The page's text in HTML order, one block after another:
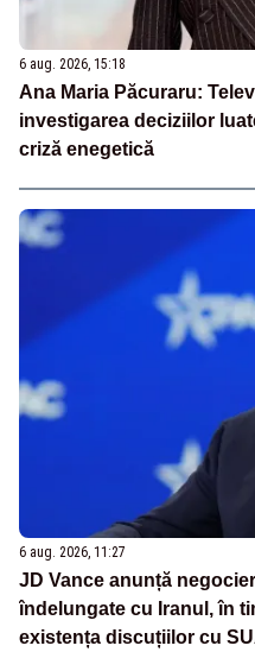
6 aug. 2026, 15:18
Ana Maria Păcuraru:
investigarea deciziilor
criză enegetică
6 aug. 2026, 11:27
JD Vance anunță
îndelungate cu Iranul, în
existența discuțiilor cu